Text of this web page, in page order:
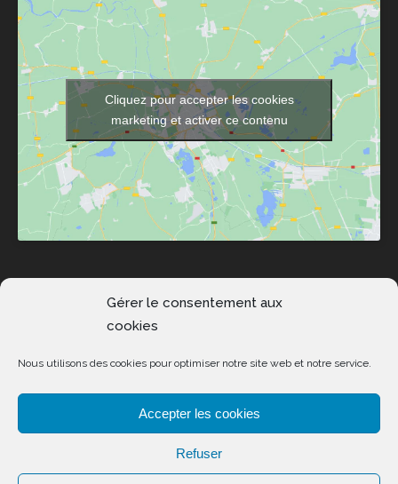
Gérer le consentement aux
cookies
Nous utilisons des cookies pour optimiser notre site web et notre service.
Accepter les cookies
Refuser
Cliquez pour accepter les cookies
marketing et activer ce contenu
Esteve Communication 2020 © Tous droits réservés.